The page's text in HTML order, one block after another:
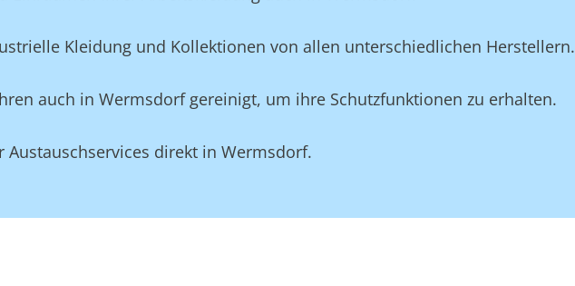
Kleidung und Kollektionen von allen unterschiedlichen Herstellern.
auch in Wermsdorf gereinigt, um ihre Schutzfunktionen zu erhalten.
direkt in Wermsdorf.